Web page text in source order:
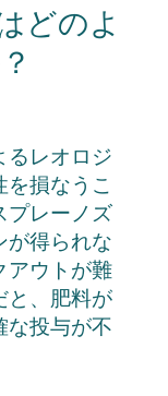
どのよ
るレオロジ
損なうこ
プレーノズ
が得られな
アウトが難
と、肥料が
な投与が不